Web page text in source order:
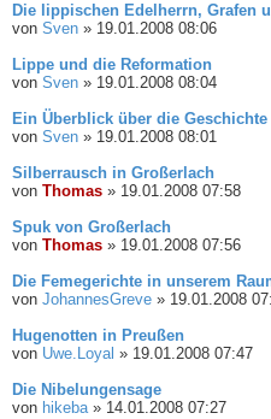
Die lippischen Edelherrn, Grafen
von Sven » 19.01.2008 08:06
Lippe und die Reformation
von Sven » 19.01.2008 08:04
Ein Überblick über die
von Sven » 19.01.2008 08:01
Silberrausch in Großerlach
von Thomas » 19.01.2008 07:58
Spuk von Großerlach
von Thomas » 19.01.2008 07:56
Die Femegerichte in unserem
von JohannesGreve » 19.01.2008
Hugenotten in Preußen
von Uwe.Loyal » 19.01.2008 07:47
Die Nibelungensage
von hikeba» 14.01.2008 07:27